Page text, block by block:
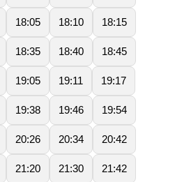
18:05 18:10 18:15
18:35 18:40 18:45
19:05 19:11 19:17
19:38 19:46 19:54
20:26 20:34 20:42
21:20 21:30 21:42